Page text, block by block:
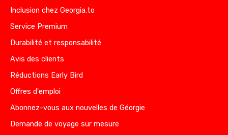
Inclusion chez Georgia.to
Service Premium
Durabilité et responsabilité
Avis des clients
Réductions Early Bird
Offres d'emploi
Abonnez-vous aux nouvelles de Géorgie
Demande de voyage sur mesure